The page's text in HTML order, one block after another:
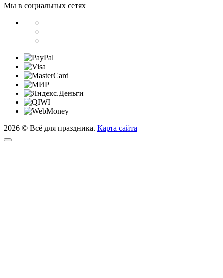
Мы в социальных сетях
2026 © Всё для праздника. Карта сайта